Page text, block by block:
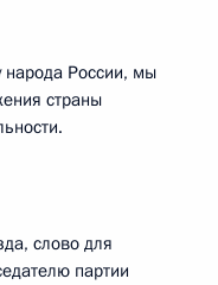
народа России, мы
страны
слово для
партии